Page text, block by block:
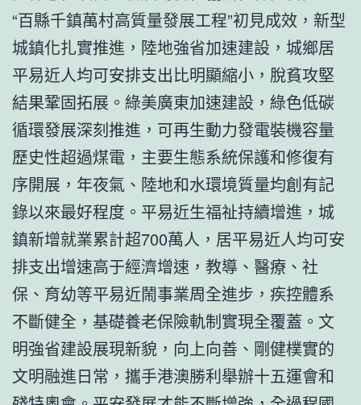
“百縣千鎮萬村高質量發展工程”初見成效，新型
城鎮化扎實推進，陸地強省加速建設，城鄉居
平易近人均可安排支出比明顯縮小，脫貧攻堅
結果鞏固拓展。綠美廣東加速建設，綠色低碳
循環發展深刻推進，可再生動力發電裝機容量
歷史性超過煤電，主要生態系統保護和修復有
序開展，年夜氣、陸地和水環境質量均創有記
錄以來最好程度。平易近生福祉持續增進，城
鎮新增就業累計超700萬人，居平易近人均可安
排支出增速高于經濟增速，教導、醫療、社
保、育幼等平易近鬧事業周全進步，疾控體系
不斷健全，基礎養老保險軌制實現全覆蓋。文
明強省建設展現新貌，向上向善、剛健樸實的
文明融進日常，攜手港澳勝利舉辦十五運會和